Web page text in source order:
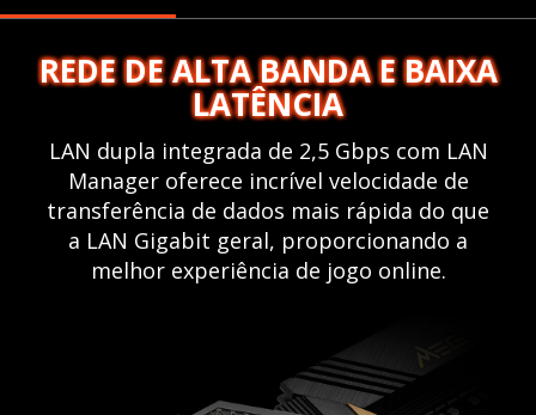
REDE DE ALTA BANDA E BAIXA
LATÊNCIA
LAN dupla integrada de 2,5 Gbps com LAN
Manager oferece incrível velocidade de
transferência de dados mais rápida do que
a LAN Gigabit geral, proporcionando a
melhor experiência de jogo online.